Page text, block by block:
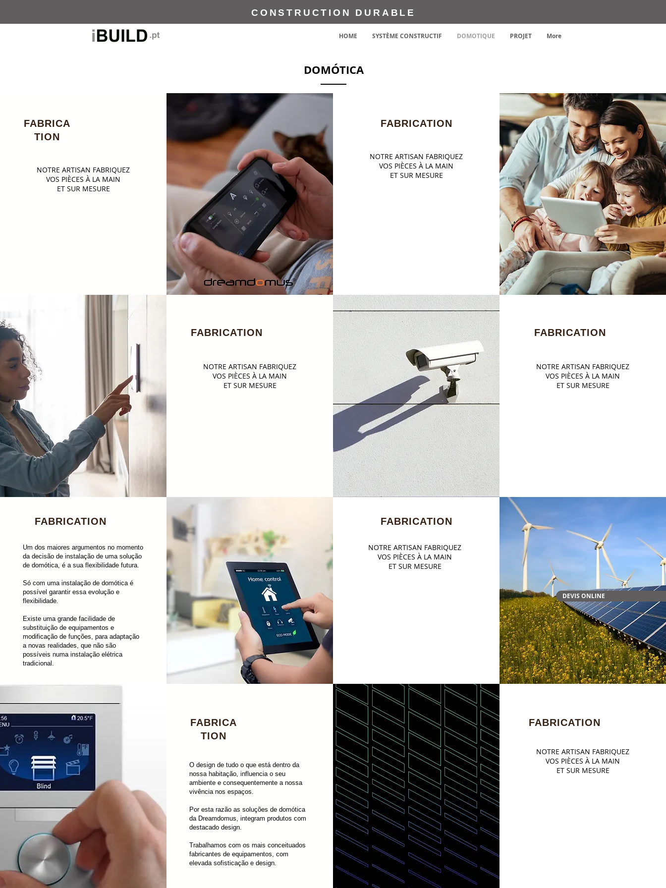
CONSTRUCTION DURABLE
HOME SYSTÈME CONSTRUCTIF DOMOTIQUE PROJET More
DEVIS ONLINE
DOMÓTICA
FABRICATION
Um dos maiores argumentos no momento
da decisão de instalação de uma solução
de domótica, é a sua flexibilidade futura.
Só com uma instalação de domótica é
possível garantir essa evolução e
flexibilidade.
Existe uma grande facilidade de
substituição de equipamentos e
modificação de funções, para adaptação
a novas realidades, que não são
possíveis numa instalação elétrica
tradicional.
FABRICATION
NOTRE ARTISAN FABRIQUEZ
VOS PIÈCES À LA MAIN
ET SUR MESURE
FABRICA
TION
O design de tudo o que está dentro da
nossa habitação, influencia o seu
ambiente e consequentemente a nossa
vivência nos espaços.
Por esta razão as soluções de domótica
da Dreamdomus, integram produtos com
destacado design.
Trabalhamos com os mais conceituados
fabricantes de equipamentos, com
elevada sofisticação e design.
FABRICATION
NOTRE ARTISAN FABRIQUEZ
VOS PIÈCES À LA MAIN
ET SUR MESURE
FABRICA
TION
NOTRE ARTISAN FABRIQUEZ
VOS PIÈCES À LA MAIN
ET SUR MESURE
FABRICATION
NOTRE ARTISAN FABRIQUEZ
VOS PIÈCES À LA MAIN
ET SUR MESURE
FABRICATION
NOTRE ARTISAN FABRIQUEZ
VOS PIÈCES À LA MAIN
ET SUR MESURE
FABRICATION
NOTRE ARTISAN FABRIQUEZ
VOS PIÈCES À LA MAIN
ET SUR MESURE